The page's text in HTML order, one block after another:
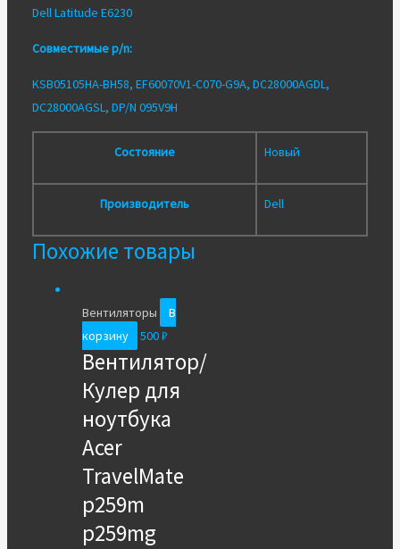
Dell Latitude E6230
Совместимые p/n:
KSB05105HA-BH58, EF60070V1-C070-G9A, DC28000AGDL,
DC28000AGSL, DP/N 095V9H
Состояние Новый
Производитель Dell
Похожие товары
Вентиляторы
В
корзину
500₽
Вентилятор/
Кулер для
ноутбука
Acer
TravelMate
p259m
p259mg